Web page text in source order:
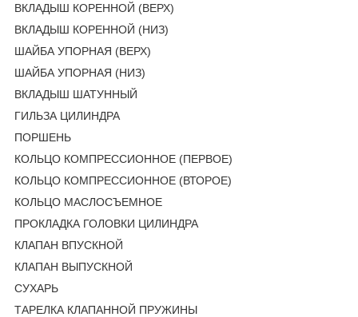
ВКЛАДЫШ КОРЕННОЙ (ВЕРХ)
ВКЛАДЫШ КОРЕННОЙ (НИЗ)
ШАЙБА УПОРНАЯ (ВЕРХ)
ШАЙБА УПОРНАЯ (НИЗ)
ВКЛАДЫШ ШАТУННЫЙ
ГИЛЬЗА ЦИЛИНДРА
ПОРШЕНЬ
КОЛЬЦО КОМПРЕССИОННОЕ (ПЕРВОЕ)
КОЛЬЦО КОМПРЕССИОННОЕ (ВТОРОЕ)
КОЛЬЦО МАСЛОСЪЕМНОЕ
ПРОКЛАДКА ГОЛОВКИ ЦИЛИНДРА
КЛАПАН ВПУСКНОЙ
КЛАПАН ВЫПУСКНОЙ
СУХАРЬ
ТАРЕЛКА КЛАПАННОЙ ПРУЖИНЫ